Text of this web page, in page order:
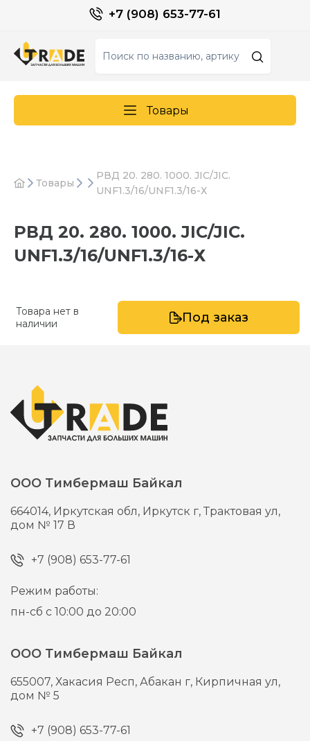
+7 (908) 653-77-61
Товары
Товары
РВД 20. 280. 1000. JIC/JIC.
UNF1.3/16/UNF1.3/16-Х
РВД 20. 280. 1000. JIC/JIC.
UNF1.3/16/UNF1.3/16-Х
Товара нет в
наличии
Под заказ
ООО Тимбермаш Байкал
664014, Иркутская обл, Иркутск г,Трактовая ул,
дом № 17 В
+7 (908) 653-77-61
Режим работы:
пн-сб с 10:00 до 20:00
ООО Тимбермаш Байкал
655007,Хакасия Респ, Абакан г, Кирпичная ул,
дом № 5
+7 (908) 653-77-61